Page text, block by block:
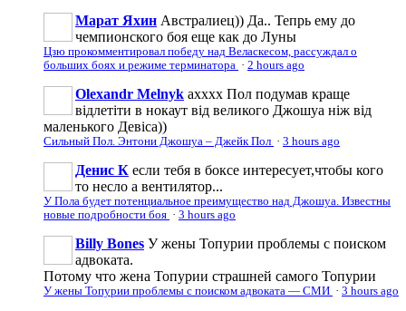
Марат Яхин Австралиец)) Да.. Тепрь ему до
чемпионского боя еще как до Луны
Цзю прокомментировал победу над Веласкесом, рассуждал о
больших боях и режиме терминатора · 2 hours ago
Olexandr Melnyk ахххх Пол подумав краще
відлетіти в нокаут від великого Джошуа ніж від
маленького Девіса))
Сильный Пол. Энтони Джошуа – Джейк Пол · 3 hours ago
Денис К если тебя в боксе интересует,чтобы кого
то несло а вентилятор...
У Пола будет потенциальное преимущество над Джошуа. Известны
новые подробности боя · 3 hours ago
Billy Bones У жены Топурии проблемы с поиском
адвоката.
Потому что жена Топурии страшней самого Топурии
У жены Топурии проблемы с поиском адвоката — СМИ · 3 hours ago